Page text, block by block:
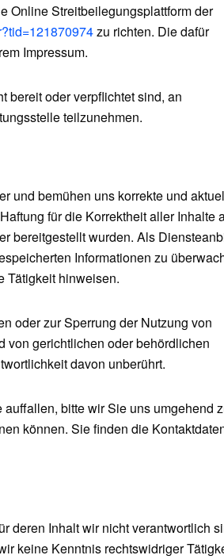
Online Streitbeilegungsplattform der
zu richten. Die dafür
Impressum.
bereit oder verpflichtet sind, an
teilzunehmen.
und bemühen uns korrekte und
für die Korrektheit aller Inhalte
bereitgestellt wurden. Als
Informationen zu
Tätigkeit hinweisen.
oder zur Sperrung der Nutzung von
von gerichtlichen oder behördlichen
davon unberührt.
bitte wir Sie uns umgehend
können. Sie finden die
deren Inhalt wir nicht verantwortlich
keine Kenntnis rechtswidriger